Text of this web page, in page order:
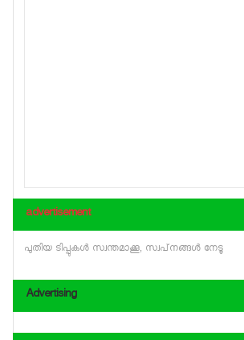
advertisement
പുതിയ ടിപ്പുകള്‍ സ്വന്തമാക്കൂ, സ്വപ്‌നങ്ങള്‍ നേടൂ
Advertising